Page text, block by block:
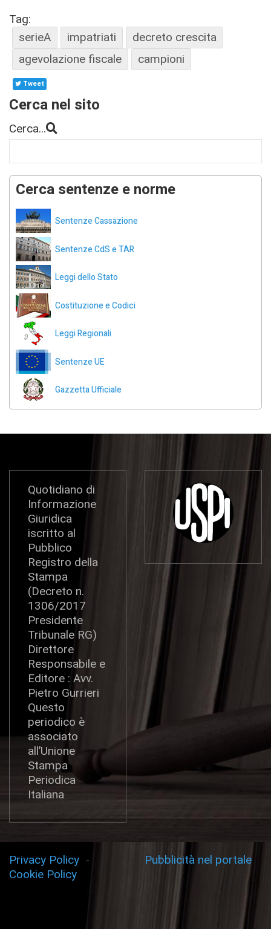
Tag:
serieA
impatriati
decreto crescita
agevolazione fiscale
campioni
Tweet
Cerca nel sito
Cerca...
Cerca sentenze e norme
Sentenze Cassazione
Sentenze CdS e TAR
Leggi dello Stato
Costituzione e Codici
Leggi Regionali
Sentenze UE
Gazzetta Ufficiale
Quotidiano di
Informazione
Giuridica
iscritto al
Pubblico
Registro della
Stampa
(Decreto n.
1306/2017
Presidente
Tribunale RG)
Direttore
Responsabile e
Editore : Avv.
Pietro Gurrieri
Questo
periodico è
associato
all’Unione
Stampa
Periodica
Italiana
Privacy Policy -
Cookie Policy
Pubblicità nel portale